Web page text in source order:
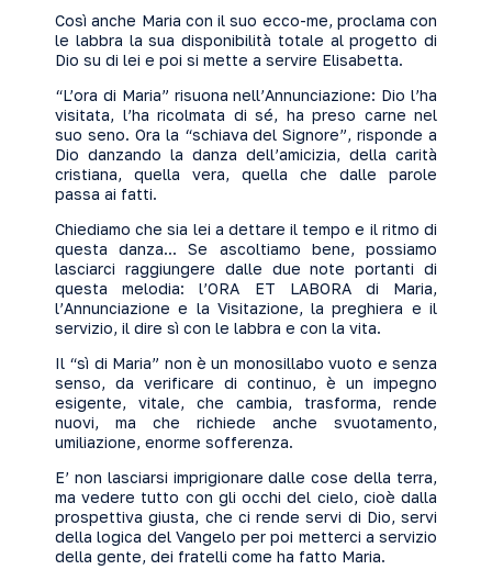
Così anche Maria con il suo ecco-me, proclama con
le labbra la sua disponibilità totale al progetto di
Dio su di lei e poi si mette a servire Elisabetta.
“L’ora di Maria” risuona nell’Annunciazione: Dio l’ha
visitata, l’ha ricolmata di sé, ha preso carne nel
suo seno. Ora la “schiava del Signore”, risponde a
Dio danzando la danza dell’amicizia, della carità
cristiana, quella vera, quella che dalle parole
passa ai fatti.
Chiediamo che sia lei a dettare il tempo e il ritmo di
questa danza... Se ascoltiamo bene, possiamo
lasciarci raggiungere dalle due note portanti di
questa melodia: l’ORA ET LABORA di Maria,
l’Annunciazione e la Visitazione, la preghiera e il
servizio, il dire sì con le labbra e con la vita.
Il “sì di Maria” non è un monosillabo vuoto e senza
senso, da verificare di continuo, è un impegno
esigente, vitale, che cambia, trasforma, rende
nuovi, ma che richiede anche svuotamento,
umiliazione, enorme sofferenza.
E’ non lasciarsi imprigionare dalle cose della terra,
ma vedere tutto con gli occhi del cielo, cioè dalla
prospettiva giusta, che ci rende servi di Dio, servi
della logica del Vangelo per poi metterci a servizio
della gente, dei fratelli come ha fatto Maria.